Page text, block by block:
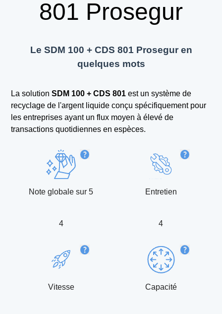
801 Prosegur
Le SDM 100 + CDS 801 Prosegur en
quelques mots
La solutionSDM 100 + CDS 801 est un système de
recyclage de l'argent liquide conçu spécifiquement pour
les entreprises ayant un flux moyen à élevé de
transactions quotidiennes en espèces.
Note globale sur 5
4
Entretien
4
Vitesse Capacité